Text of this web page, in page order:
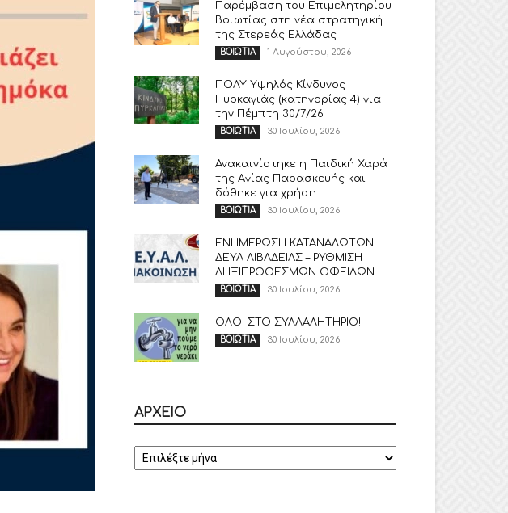
Παρέμβαση του Επιμελητηρίου
Βοιωτίας στη νέα στρατηγική
της Στερεάς Ελλάδας
ΒΟΙΩΤΙΑ 1 Αυγούστου, 2026
ΠΟΛΥ Υψηλός Κίνδυνος
Πυρκαγιάς (κατηγορίας 4) για
την Πέμπτη 30/7/26
ΒΟΙΩΤΙΑ 30 Ιουλίου, 2026
Ανακαινίστηκε η Παιδική Χαρά
της Αγίας Παρασκευής και
δόθηκε για χρήση
ΒΟΙΩΤΙΑ 30 Ιουλίου, 2026
ΕΝΗΜΕΡΩΣΗ ΚΑΤΑΝΑΛΩΤΩΝ
ΔΕΥΑ ΛΙΒΑΔΕΙΑΣ – ΡΥΘΜΙΣΗ
ΛΗΞΙΠΡΟΘΕΣΜΩΝ ΟΦΕΙΛΩΝ
ΒΟΙΩΤΙΑ 30 Ιουλίου, 2026
ΟΛΟΙ ΣΤΟ ΣΥΛΛΑΛΗΤΗΡΙΟ!
ΒΟΙΩΤΙΑ 30 Ιουλίου, 2026
ΑΡΧΕΙΟ